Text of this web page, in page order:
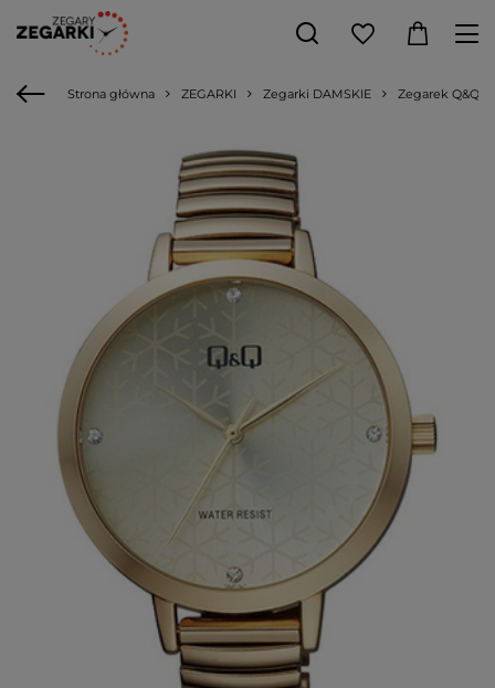
Strona główna ZEGARKI Zegarki DAMSKIE Zegarek Q&Q